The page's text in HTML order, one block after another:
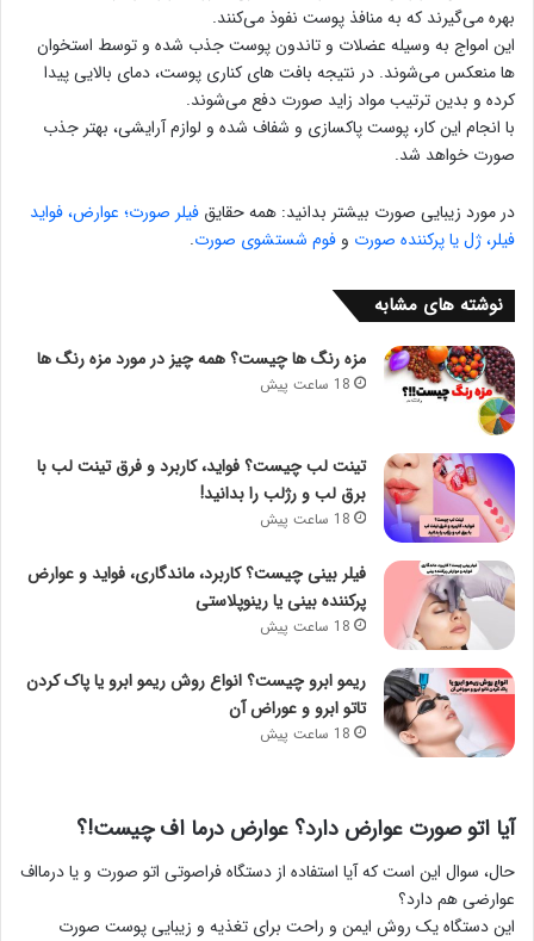
بهره می‌گیرند که به منافذ پوست نفوذ می‌کنند.
این امواج به وسیله عضلات و تاندون پوست جذب شده و توسط استخوان
ها منعکس می‌شوند. در نتیجه بافت های کناری پوست، دمای بالایی پیدا
کرده و بدین ترتیب مواد زاید صورت دفع می‌شوند.
با انجام این کار، پوست پاکسازی و شفاف شده و لوازم آرایشی، بهتر جذب
صورت خواهد شد.
در مورد زیبایی صورت بیشتر بدانید: همه حقایق فیلر صورت؛ عوارض، فواید
فیلر، ژل یا پرکننده صورت و فوم شستشوی صورت.
نوشته های مشابه
مزه رنگ ها چیست؟ همه چیز در مورد مزه رنگ ها
18 ساعت پیش
تینت لب چیست؟ فواید، کاربرد و فرق تینت لب با
برق لب و رژلب را بدانید!
18 ساعت پیش
فیلر بینی چیست؟ کاربرد، ماندگاری، فواید و عوارض
پرکننده بینی یا رینوپلاستی
18 ساعت پیش
ریمو ابرو چیست؟ انواع روش ریمو ابرو یا پاک کردن
تاتو ابرو و عوراض آن
18 ساعت پیش
آیا اتو صورت عوارض دارد؟ عوارض درما اف چیست!؟
حال، سوال این است که آیا استفاده از دستگاه فراصوتی اتو صورت و یا درمااف
عوارضی هم دارد؟
این دستگاه یک روش ایمن و راحت برای تغذیه و زیبایی پوست صورت